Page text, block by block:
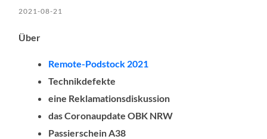
2021-08-21
Über
Remote-Podstock 2021
Technikdefekte
eine Reklamationsdiskussion
das Coronaupdate OBK NRW
Passierschein A38